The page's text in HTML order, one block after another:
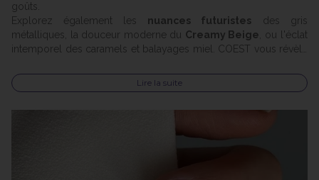
goûts.
Explorez également les nuances futuristes des gris
métalliques, la douceur moderne du Creamy Beige , ou l'éclat
intemporel des caramels et balayages miel. COEST vous révèle
professionnelspour un entretien facile et des résultats
éblouissants.
Lire la suite